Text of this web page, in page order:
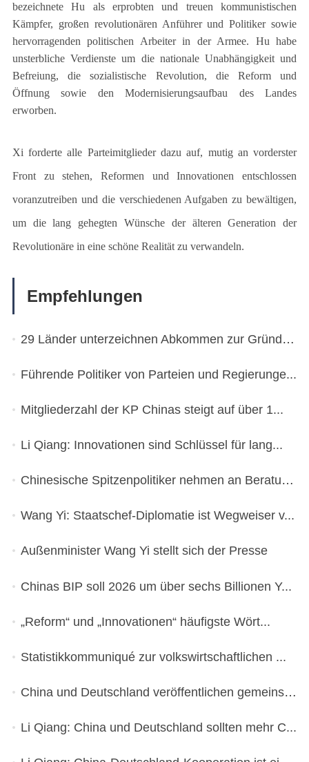
bezeichnete Hu als erprobten und treuen kommunistischen
Kämpfer, großen revolutionären Anführer und Politiker sowie
hervorragenden politischen Arbeiter in der Armee. Hu habe
unsterbliche Verdienste um die nationale Unabhängigkeit und
Befreiung, die sozialistische Revolution, die Reform und
Öffnung sowie den Modernisierungsaufbau des Landes
erworben.
Xi forderte alle Parteimitglieder dazu auf, mutig an vorderster
Front zu stehen, Reformen und Innovationen entschlossen
voranzutreiben und die verschiedenen Aufgaben zu bewältigen,
um die lang gehegten Wünsche der älteren Generation der
Revolutionäre in eine schöne Realität zu verwandeln.
Empfehlungen
29 Länder unterzeichnen Abkommen zur Gründung ...
Führende Politiker von Parteien und Regierunge...
Mitgliederzahl der KP Chinas steigt auf über 1...
Li Qiang: Innovationen sind Schlüssel für lang...
Chinesische Spitzenpolitiker nehmen an Beratun...
Wang Yi: Staatschef-Diplomatie ist Wegweiser v...
Außenminister Wang Yi stellt sich der Presse
Chinas BIP soll 2026 um über sechs Billionen Y...
„Reform“ und „Innovationen“ häufigste Wört...
Statistikkommuniqué zur volkswirtschaftlichen ...
China und Deutschland veröffentlichen gemeinsa...
Li Qiang: China und Deutschland sollten mehr C...